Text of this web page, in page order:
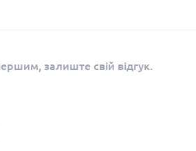
залиште свій відгук.